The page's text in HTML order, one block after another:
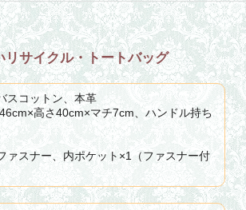
リサイクル・トートバッグ
スコットン、本革
46cm×高さ40cm×マチ7cm、ハンドル持ち
ァスナー、内ポケット×1（ファスナー付